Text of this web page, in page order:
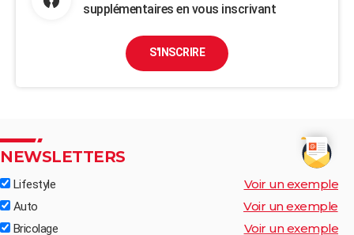
supplémentaires en vous inscrivant
S'INSCRIRE
NEWSLETTERS
Lifestyle Voir un exemple
Auto Voir un exemple
Bricolage Voir un exemple